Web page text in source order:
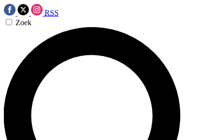
RSS
Zoek